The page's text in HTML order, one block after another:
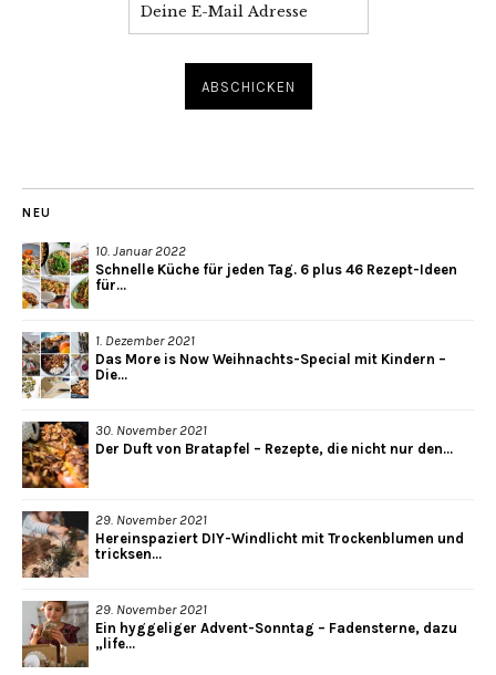
NEU
10. Januar 2022
Schnelle Küche für jeden Tag. 6 plus 46 Rezept-Ideen
für...
1. Dezember 2021
Das More is Now Weihnachts-Special mit Kindern –
Die...
30. November 2021
Der Duft von Bratapfel – Rezepte, die nicht nur den...
29. November 2021
Hereinspaziert DIY-Windlicht mit Trockenblumen und
tricksen...
29. November 2021
Ein hyggeliger Advent-Sonntag – Fadensterne, dazu
„life...